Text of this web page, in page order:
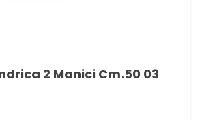
Pentola Cilindrica 2 Manici Cm.50 03